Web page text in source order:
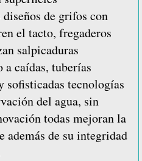
de grifos con
el tacto, fregaderos
salpicaduras
caídas, tuberías
sofisticadas tecnologías
del agua, sin
todas mejoran la
además de su integridad